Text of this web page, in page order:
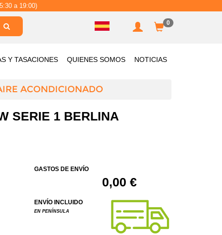
a 19:00)
0
Y TASACIONES QUIENES SOMOS NOTICIAS
ACONDICIONADO
SERIE 1 BERLINA
GASTOS DE ENVÍO
0,00 €
ENVÍO INCLUIDO
EN PENÍNSULA